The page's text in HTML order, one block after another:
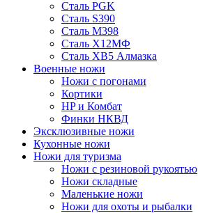
Сталь PGK
Сталь S390
Сталь M398
Сталь Х12МФ
Сталь ХВ5 Алмазка
Военные ножи
Ножи с погонами
Кортики
HP и Комбат
Финки НКВД
Эксклюзивные ножи
Кухонные ножи
Ножи для туризма
Ножи с резиновой рукоятью
Ножи складные
Маленькие ножи
Ножи для охоты и рыбалки